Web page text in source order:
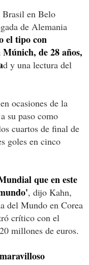
Brasil en Belo
de Alemania
el tipo con
de 28 años,
d y una lectura del
ocasiones de la
su paso como
cuartos de final de
goles en cinco
que en este
, dijo Kahn,
del Mundo en Corea
crítico con el
millones de euros.